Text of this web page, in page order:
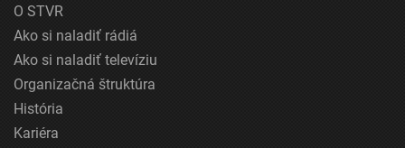
O STVR
Ako si naladiť rádiá
Ako si naladiť televíziu
Organizačná štruktúra
História
Kariéra